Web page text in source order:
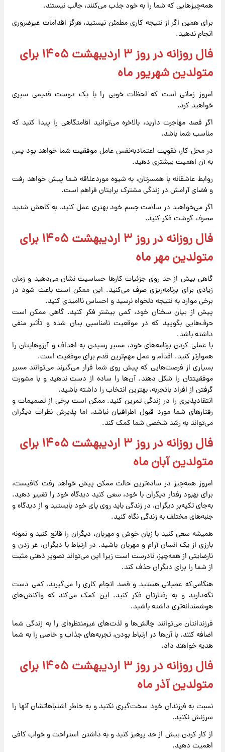
همه‌چیزهایی که شما را به خود جذب می‌کنند، جالب نیستند.
برای همین اگر از نتیجه کاری مطمئن نیستید، هرگز اقدامات غیرضروری
انجام ندهید.
فال روزانه در روز ۳ اردیبهشت ۱۴۰۵ برای
متولدین شهریور ماه
امروز زمانی است که لحظات خوبی را با یک دوست قدیمی سپری
خواهید کرد.
اگر قصد مهاجرت دارید، بالاخره می‌توانید اقامتگاهی را پیدا کنید که
مناسب شما باشد.
در محل کار، تقویت اعتمادبه‌نفس عامل موفقیت شما خواهد بود پس
به آن اهمیت بیشتری دهید.
روابط عاشقانه با همسرتان، به شیوه موردعلاقه شما پیش خواهد رفت
و فضای آرامش در زندگی مشترک برایتان فراهم است.
اگر می‌خواهید در سلامت جسم خود بهتری عمل کنید، به کاهش شدید
مصرف گوشت فکر کنید.
فال روزانه در روز ۳ اردیبهشت ۱۴۰۵ برای
متولدین مهر ماه
گاهی بیش از حد روی جزئیات کارها حساسیت نشان می‌دهید و زمان
زیادی برای برنامه‌ریزی صرف می‌کنید. این ممکن است باعث شود در
برخی موارد به نتیجه دلخواه نرسید و احساس ناامیدی کنید.
پیش از بیان سخنان خود، کمی بیشتر فکر کنید. گاهی ممکن است
حرف‌هایی بگویید که در موقعیت نامناسبی بیان شده و تأثیر منفی
داشته باشد.
با عملی کردن برنامه‌های خود، مسیر رسیدن به اهداف و آرزوهایتان را
هموارتر کنید. اقدام و عمل مهم‌ترین قدم برای موفقیت است.
بسیاری از فرصت‌هایی که پیش روی شما قرار می‌گیرند می‌توانند مسیر
موفقیتتان را شکل دهند. آن‌ها را ساده از دست ندهید و با مشورت
گرفتن از افراد باتجربه، بهترین انتخاب را داشته باشید.
انتقادپذیری را در زندگی تمرین کنید. ممکن است برخی از تصمیمات و
رفتارهای شما مورد قبول اطرافیان نباشد، اما پذیرش نظرات دیگران
می‌تواند به رشد شخصی شما کمک کند.
فال روزانه در روز ۳ اردیبهشت ۱۴۰۵ برای
متولدین آبان ماه
امروز همه‌چیز در ساده‌ترین حالت ممکن پیش خواهد رفت کافیست،
برای بهبود رفتار دیگران با خود، سعی کنید دیدگاه خود را تغییر دهید.
به‌جای تکیه‌بر دیگران، در زندگی باید روی پای خود بایستید و از دیدگاه و
جنبه‌های مختلف به زندگی نگاه کنید.
همیشه سعی کنید با زبان خوش و مهربان، دیگران را قانع کنید و نمونه
بارزی از یک انسان آرام و مهربان باشید. در ارتباط با دیگران، غر زدن و
نارضایتی از همه‌چیز، نادرست است زیرا این می‌تواند تصویر ذهنی مثبت
از شما را برای دیگران حذف کند.
هنگامی‌که عصبانی هستید و قصد انجام کاری را می‌گیرید، کمی دست
نگه‌دارید و به رفتارتان فکر کنید. این کمک می‌کند که واکنش‌های
هوشمندانه‌تری داشته باشید.
فرزندانتان می‌توانند چالش‌ها و لذت‌های غیرمنتظره‌ای را به زندگی شما
اضافه کنند. با آن‌ها در ارتباط بودن، تجربه‌های جذاب و خاصی را به شما
هدیه خواهند داد.
فال روزانه در روز ۳ اردیبهشت ۱۴۰۵ برای
متولدین آذر ماه
نسبت به فرزندان خود سخت‌گیری نکنید و به خاطر اشتباهاتشان آنها را
سرزنش نکنید.
از کار کردن بیش از حد پرهیز کنید و به داشتن استراحت و خواب کافی
اهمیت دهید.